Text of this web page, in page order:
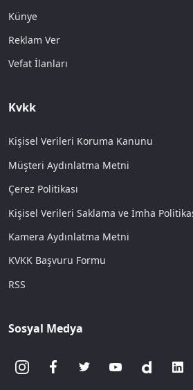
Künye
Reklam Ver
Vefat İlanları
Kvkk
Kişisel Verileri Koruma Kanunu
Müşteri Aydınlatma Metni
Çerez Politikası
Kişisel Verileri Saklama ve İmha
Kamera Aydınlatma Metni
KVKK Başvuru Formu
RSS
Sosyal Medya